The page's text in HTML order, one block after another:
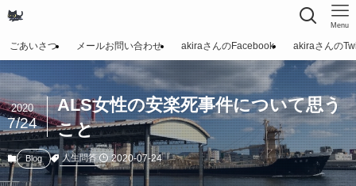
Menu
ごあいさつ メールお問い合わせ akiraさんのFacebook akiraさんの
ALS女性の安楽死事件について思う
こと
2020
7/24
Blog 人生問答 2020-07-24